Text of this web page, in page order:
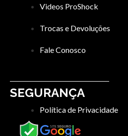
Videos ProShock
Trocas e Devoluções
Fale Conosco
SEGURANÇA
Política de Privacidade